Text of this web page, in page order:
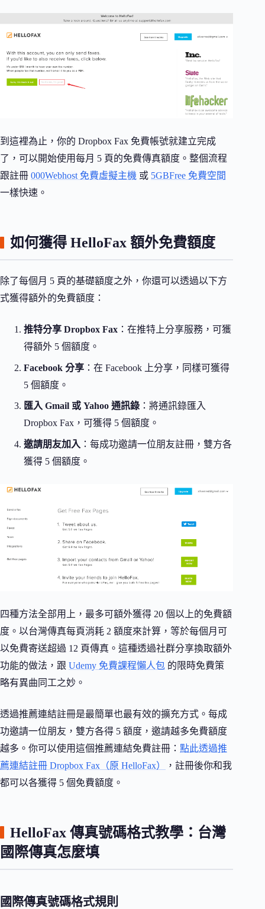
到這裡為止，你的 Dropbox Fax 免費帳號就建立完成
了，可以開始使用每月 5 頁的免費傳真額度。整個流程
跟註冊 000Webhost 免費虛擬主機 或 5GBFree 免費空間
一樣快速。
如何獲得 HelloFax 額外免費額度
除了每個月 5 頁的基礎額度之外，你還可以透過以下方
式獲得額外的免費額度：
推特分享 Dropbox Fax ：在推特上分享服務，可獲
得額外 5 個額度。
Facebook 分享 ：在 Facebook 上分享，同樣可獲得
5 個額度。
匯入 Gmail 或 Yahoo 通訊錄 ：將通訊錄匯入
Dropbox Fax，可獲得 5 個額度。
邀請朋友加入 ：每成功邀請一位朋友註冊，雙方各
獲得 5 個額度。
四種方法全部用上，最多可額外獲得 20 個以上的免費額
度。以台灣傳真每頁消耗 2 額度來計算，等於每個月可
以免費寄送超過 12 頁傳真。這種透過社群分享換取額外
功能的做法，跟 Udemy 免費課程懶人包 的限時免費策
略有異曲同工之妙。
透過推薦連結註冊是最簡單也最有效的擴充方式。每成
功邀請一位朋友，雙方各得 5 額度，邀請越多免費額度
越多。你可以使用這個推薦連結免費註冊： 點此透過推
薦連結註冊 Dropbox Fax（原 HelloFax）
，註冊後你和我
都可以各獲得 5 個免費額度。
HelloFax 傳真號碼格式教學：台灣
國際傳真怎麼填
國際傳真號碼格式規則